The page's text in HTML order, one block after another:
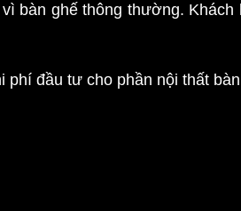
bàn ghế thông thường.
đầu tư cho phần nội thất